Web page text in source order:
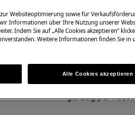
die
Bestellen Sie
Zanussi-Produkt
günstig per Post
Websiteoptimierung sowie für
Informationen über Ihre Nutzung unserer
Indem Sie auf „Alle Cookies akzeptieren“
Weitere Informationen finden Sie in
Alle Cookies akzeptieren